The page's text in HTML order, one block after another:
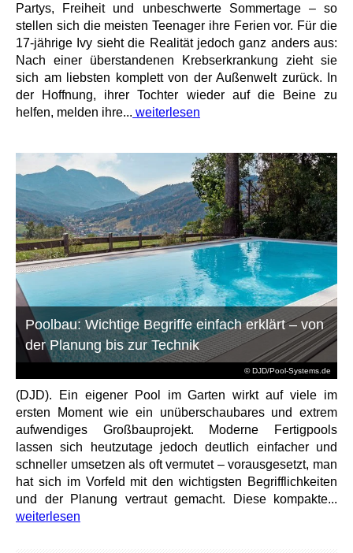
Partys, Freiheit und unbeschwerte Sommertage – so
stellen sich die meisten Teenager ihre Ferien vor. Für die
17-jährige Ivy sieht die Realität jedoch ganz anders aus:
Nach einer überstandenen Krebserkrankung zieht sie
sich am liebsten komplett von der Außenwelt zurück. In
der Hoffnung, ihrer Tochter wieder auf die Beine zu
helfen, melden ihre... weiterlesen
© DJD/Pool-Systems.de
Poolbau: Wichtige Begriffe einfach erklärt – von
der Planung bis zur Technik
(DJD). Ein eigener Pool im Garten wirkt auf viele im
ersten Moment wie ein unüberschaubares und extrem
aufwendiges Großbauprojekt. Moderne Fertigpools
lassen sich heutzutage jedoch deutlich einfacher und
schneller umsetzen als oft vermutet – vorausgesetzt, man
hat sich im Vorfeld mit den wichtigsten Begrifflichkeiten
und der Planung vertraut gemacht. Diese kompakte...
weiterlesen